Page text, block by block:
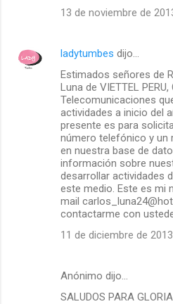
13 de noviembre de
ladytumbes dijo…
Estimados señores de
Luna de VIETTEL
Telecomunicaciones
actividades a inicio del
presente es para
número telefónico y un
en nuestra base de
información sobre
desarrollar actividades
este medio. Este es mi
mail
contactarme con
11 de diciembre de
Anónimo dijo…
SALUDOS PARA